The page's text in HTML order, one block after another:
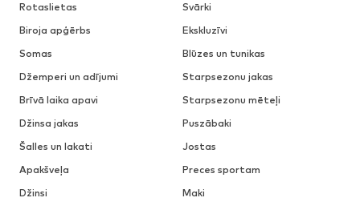
Rotaslietas
Svārki
Biroja apģērbs
Ekskluzīvi
Somas
Blūzes un tunikas
Džemperi un adījumi
Starpsezonu jakas
Brīvā laika apavi
Starpsezonu mēteļi
Džinsa jakas
Puszābaki
Šalles un lakati
Jostas
Apakšveļa
Preces sportam
Džinsi
Maki